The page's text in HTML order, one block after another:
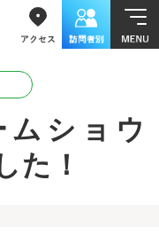
ショウ
た！